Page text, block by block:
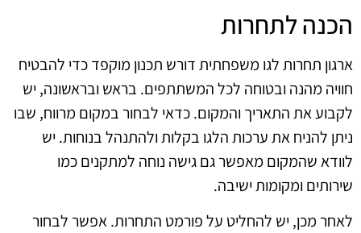
הכנה לתחרות
ארגון תחרות לגו משפחתית דורש תכנון מוקפד כדי להבטיח
חוויה מהנה ובטוחה לכל המשתתפים. בראש ובראשונה, יש
לקבוע את התאריך והמקום. כדאי לבחור במקום מרווח, שבו
ניתן להניח את ערכות הלגו בקלות ולהתנהל בנוחות. יש
לוודא שהמקום מאפשר גם גישה נוחה למתקנים כמו
שירותים ומקומות ישיבה.
לאחר מכן, יש להחליט על פורמט התחרות. אפשר לבחור